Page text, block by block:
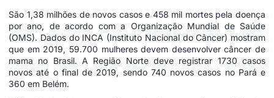
São 1,38 milhões de novos casos e 458 mil mortes pela doença
por ano, de acordo com a Organização Mundial de Saúde
(OMS). Dados do INCA (Instituto Nacional do Câncer) mostram
que em 2019, 59.700 mulheres devem desenvolver câncer de
mama no Brasil. A Região Norte deve registrar 1730 casos
novos até o final de 2019, sendo 740 novos casos no Pará e
360 em Belém.